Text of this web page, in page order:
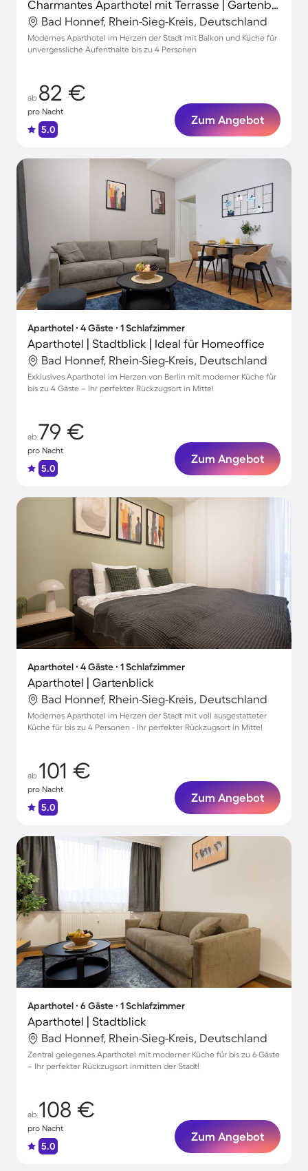
Charmantes Aparthotel mit Terrasse | Gartenblick | Perfekt für die Arbeit von Zuhause
Bad Honnef, Rhein-Sieg-Kreis, Deutschland
Modernes Aparthotel im Herzen der Stadt mit Balkon und Küche für
unvergessliche Aufenthalte bis zu 4 Personen
ab 82 €
pro Nacht
5.0
Zum Angebot
Aparthotel ∙ 4 Gäste ∙ 1 Schlafzimmer
Aparthotel | Stadtblick | Ideal für Homeoffice
Bad Honnef, Rhein-Sieg-Kreis, Deutschland
Exklusives Aparthotel im Herzen von Berlin mit moderner Küche für
bis zu 4 Gäste – Ihr perfekter Rückzugsort in Mitte!
ab 79 €
pro Nacht
5.0
Zum Angebot
Aparthotel ∙ 4 Gäste ∙ 1 Schlafzimmer
Aparthotel | Gartenblick
Bad Honnef, Rhein-Sieg-Kreis, Deutschland
Modernes Aparthotel im Herzen der Stadt mit voll ausgestatteter
Küche für bis zu 4 Personen - Ihr perfekter Rückzugsort in Mitte!
ab 101 €
pro Nacht
5.0
Zum Angebot
Aparthotel ∙ 6 Gäste ∙ 1 Schlafzimmer
Aparthotel | Stadtblick
Bad Honnef, Rhein-Sieg-Kreis, Deutschland
Zentral gelegenes Aparthotel mit moderner Küche für bis zu 6 Gäste
– Ihr perfekter Rückzugsort inmitten der Stadt!
ab 108 €
pro Nacht
5.0
Zum Angebot